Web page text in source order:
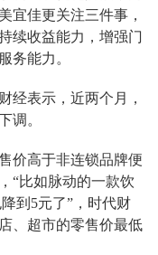
宜佳更关注三件事，
续收益能力，增强门
务能力。
经表示，近两个月，
调。
价高于非连锁品牌便
“比如脉动的一款饮
到5元了”，时代财
、超市的零售价最低